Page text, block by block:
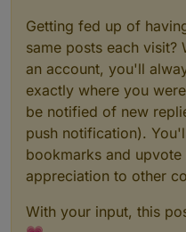
Getting fed up of
same posts each
an account, you'll
exactly where you
be notified of new
push notification).
bookmarks and
appreciation to other
With your input, this